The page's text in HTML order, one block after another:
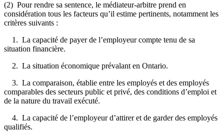
(2) Pour rendre sa sentence, le médiateur-arbitre prend en
considération tous les facteurs qu’il estime pertinents, notamment les
critères suivants :
1. La capacité de payer de l’employeur compte tenu de sa
situation financière.
2. La situation économique prévalant en Ontario.
3. La comparaison, établie entre les employés et des employés
comparables des secteurs public et privé, des conditions d’emploi et
de la nature du travail exécuté.
4. La capacité de l’employeur d’attirer et de garder des employés
qualifiés.